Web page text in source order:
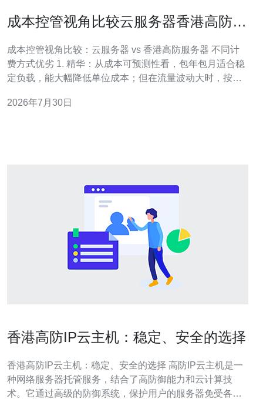
成本控管视角比较云服务器香港高防服
成本控管视角比较：云服务器 vs 香港高防服务器 不同计
费方式优劣 1. 精华：从成本可预测性看，包年包月适合稳
定负载，能大幅降低单位成本；但在流量波动大时，按需
量，香港高防服务器的高防能力常以独立计费或按峰值带
2026年7月30日
香港高防IP云主机：稳定、安全的选择
香港高防IP云主机：稳定、安全的选择 高防IP云主机是一
种网络服务器托管服务，结合了高防御能力和云计算技
术。它通过高级的防御系统，保护用户的服务器免受各种